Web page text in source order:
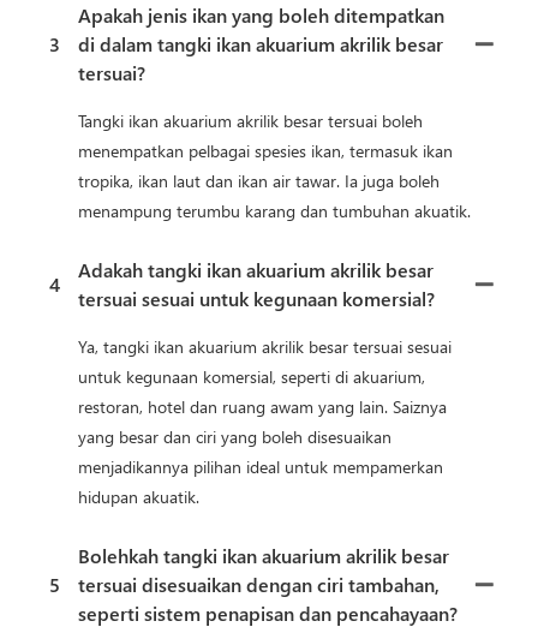
3
Apakah jenis ikan yang boleh ditempatkan
di dalam tangki ikan akuarium akrilik besar
tersuai?
Tangki ikan akuarium akrilik besar tersuai boleh
menempatkan pelbagai spesies ikan, termasuk ikan
tropika, ikan laut dan ikan air tawar. Ia juga boleh
menampung terumbu karang dan tumbuhan akuatik.
4
Adakah tangki ikan akuarium akrilik besar
tersuai sesuai untuk kegunaan komersial?
Ya, tangki ikan akuarium akrilik besar tersuai sesuai
untuk kegunaan komersial, seperti di akuarium,
restoran, hotel dan ruang awam yang lain. Saiznya
yang besar dan ciri yang boleh disesuaikan
menjadikannya pilihan ideal untuk mempamerkan
hidupan akuatik.
5
Bolehkah tangki ikan akuarium akrilik besar
tersuai disesuaikan dengan ciri tambahan,
seperti sistem penapisan dan pencahayaan?